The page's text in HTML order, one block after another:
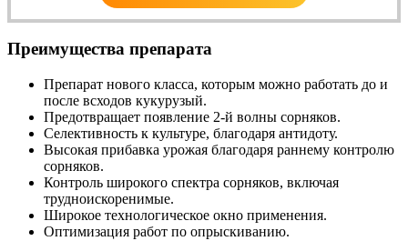
700 ₽.
830 ₽.
Преимущества препарата
Препарат нового класса, которым можно работать до и
после всходов кукурузый.
Предотвращает появление 2-й волны сорняков.
Селективность к культуре, благодаря антидоту.
Высокая прибавка урожая благодаря раннему контролю
сорняков.
Контроль широкого спектра сорняков, включая
трудноискоренимые.
Широкое технологическое окно применения.
Оптимизация работ по опрыскиванию.